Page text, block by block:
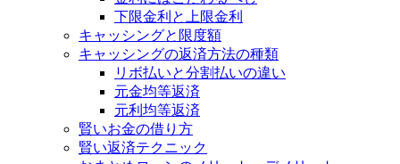
下限金利と上限金利
キャッシングと限度額
キャッシングの返済方法の種類
リボ払いと分割払いの違い
元金均等返済
元利均等返済
賢いお金の借り方
賢い返済テクニック